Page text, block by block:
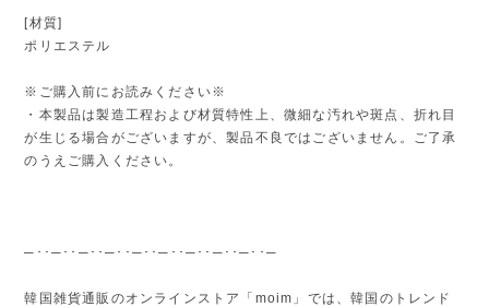
[材質]
ポリエステル
※ご購入前にお読みください※
・本製品は製造工程および材質特性上、微細な汚れや斑点、折れ目
が生じる場合がございますが、製品不良ではございません。ご了承
のうえご購入ください。
─･･─･･─･･─･･─･･─･･─･･─･･─･･─
韓国雑貨通販のオンラインストア「moim」では、韓国のトレンド